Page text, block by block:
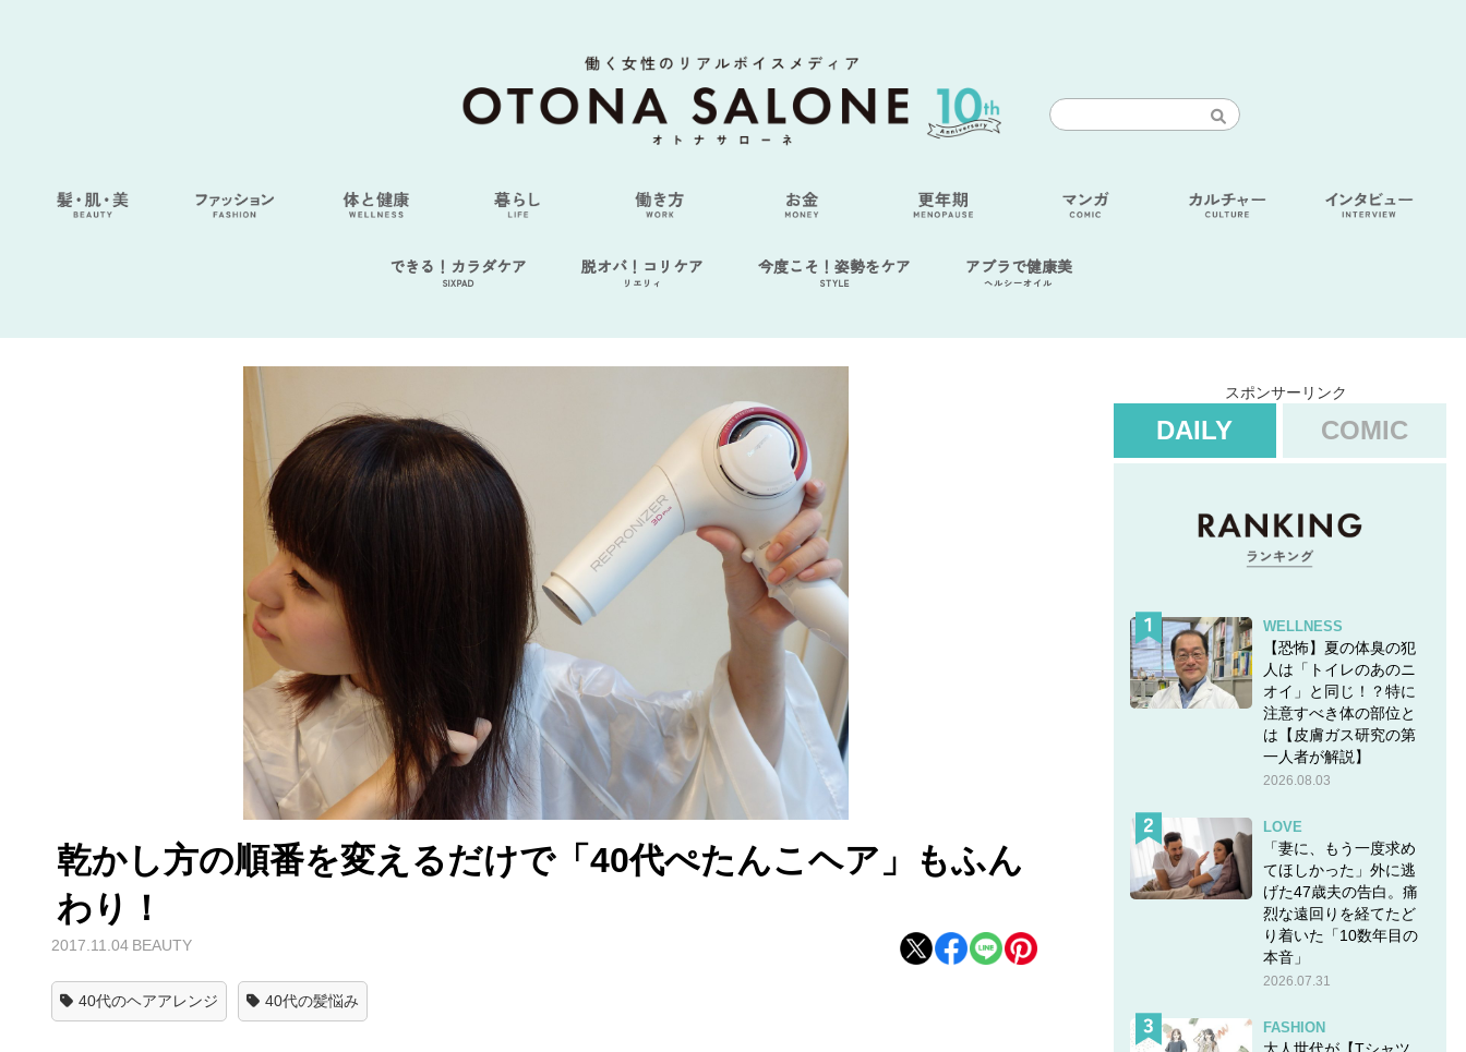
できる！カラダケア
SIXPAD
脱オバ！コリケア
リエリィ
今度こそ！姿勢をケア
STYLE
アブラで健康美
ヘルシーオイル
乾かし方の順番を変えるだけで「40代ぺたんこヘア」もふん
わり！
2017.11.04 BEAUTY
40代のヘアアレンジ 40代の髪悩み
スポンサーリンク
DAILY COMIC
WELLNESS
【恐怖】夏の体臭の犯
人は「トイレのあのニ
オイ」と同じ！？特に
注意すべき体の部位と
は【皮膚ガス研究の第
一人者が解説】
2026.08.03
LOVE
「妻に、もう一度求め
てほしかった」外に逃
げた47歳夫の告白。痛
烈な遠回りを経てたど
り着いた「10数年目の
本音」
2026.07.31
FASHION
大人世代が【Tシャツ